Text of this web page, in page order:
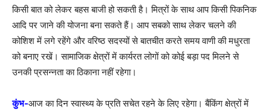
किसी बात को लेकर बहस बाजी हो सकती है। मित्रों के साथ आप किसी पिकनिक
आदि पर जाने की योजना बना सकते हैं। आप सबको साथ लेकर चलने की
कोशिश में लगे रहेंगे और वरिष्ठ सदस्यों से बातचीत करते समय वाणी की मधुरता
को बनाए रखें। सामाजिक क्षेत्रों में कार्यरत लोगों को कोई बड़ा पद मिलने से
उनकी प्रसन्नता का ठिकाना नहीं रहेगा।
कुंभ-आज का दिन स्वास्थ्य के प्रति सचेत रहने के लिए रहेगा। बैंकिंग क्षेत्रों में